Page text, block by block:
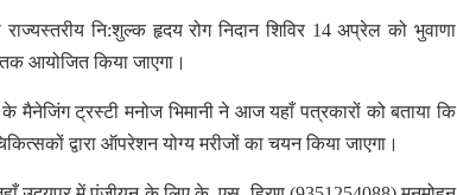
नि:शुल्क हृदय रोग निदान शिविर 14 अप्रेल को भुवाणा
आयोजित किया जाएगा।
के मैनेजिंग ट्रस्टी मनोज भिमानी ने आज यहाँ पत्रकारों को बताया कि
द्वारा ऑपरेशन योग्य मरीजों का चयन किया जाएगा।